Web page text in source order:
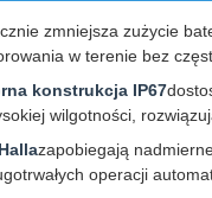
zmniejsza zużycie
w terenie bez
konstrukcja IP67
wilgotności,
zapobiegają
operacji